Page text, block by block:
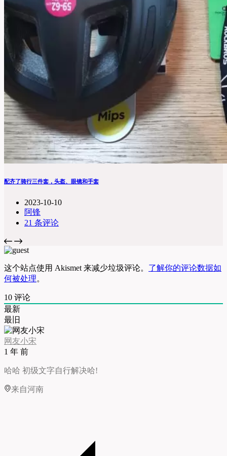
配齐了骑行三件套，头盔、眼镜和手套
2023-10-10
阿锋
21 条评论
这个站点使用 Akismet 来减少垃圾评论。 了解你的评论数据如
何被处理。
10 评论
最新
最旧
网友小宋
1 年 前
哈哈 初级文字自行解决哈!
来自河南